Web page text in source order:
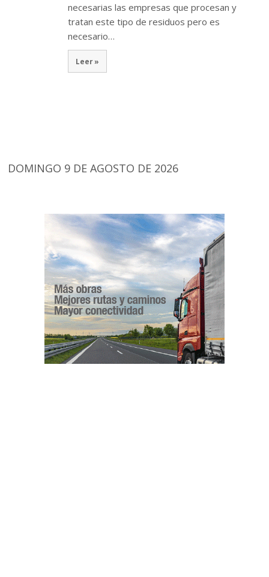
necesarias las empresas que procesan y
tratan este tipo de residuos pero es
necesario…
Leer »
DOMINGO 9 DE AGOSTO DE 2026